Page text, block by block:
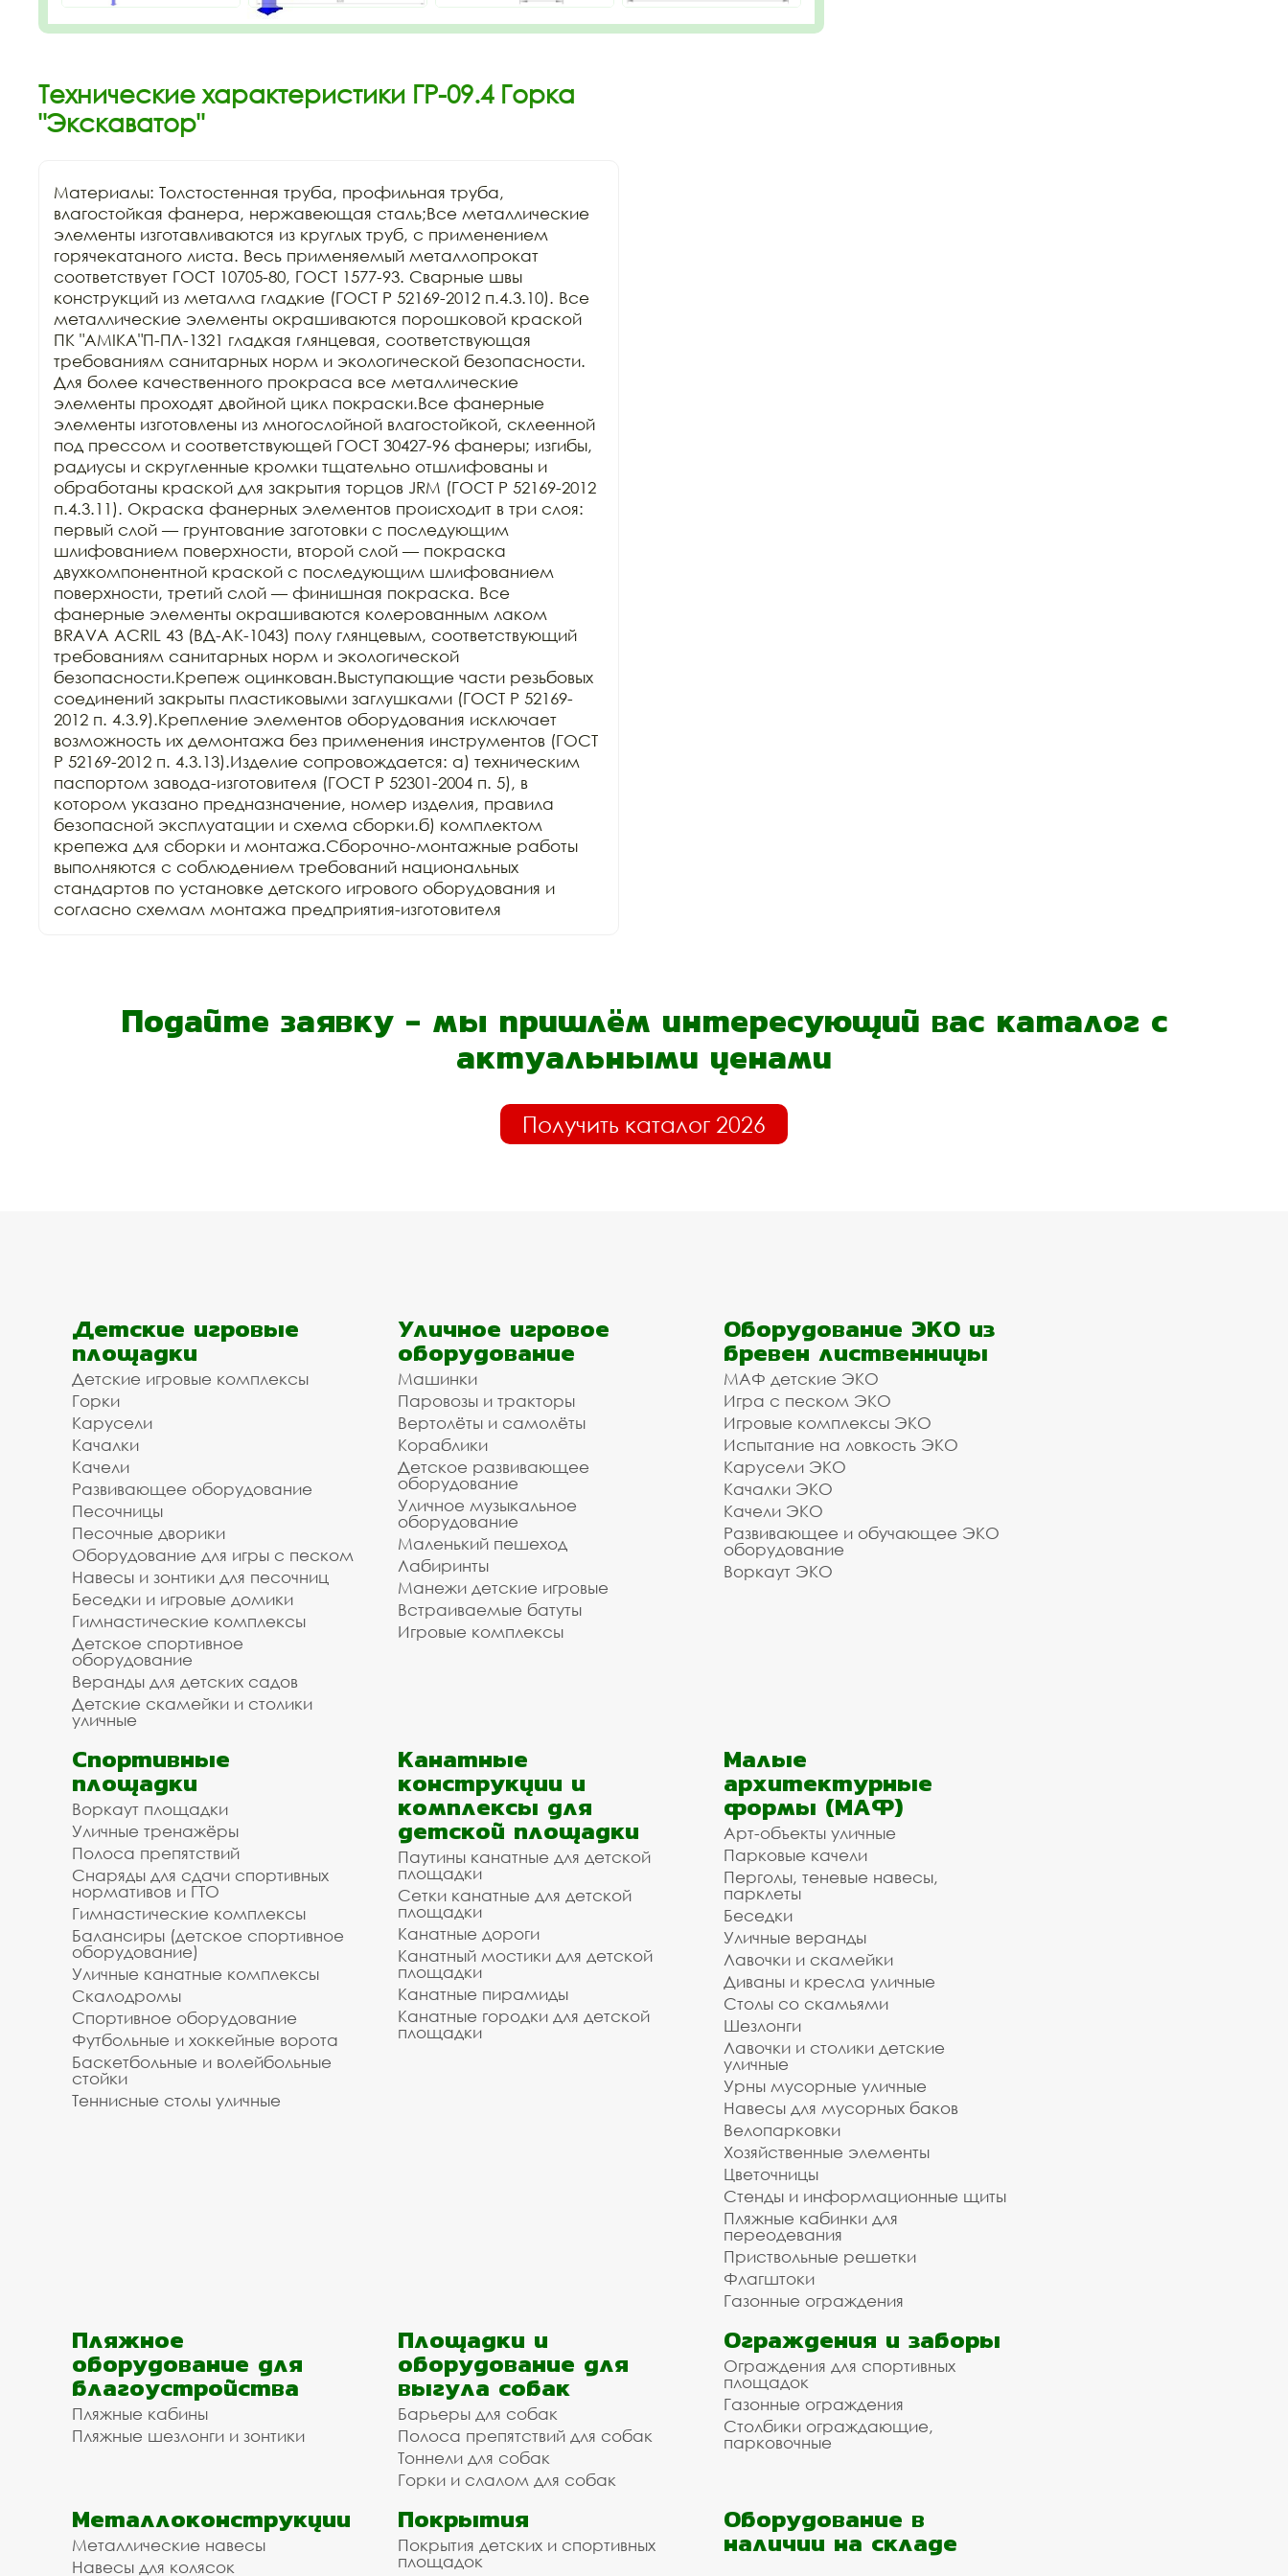
Технические характеристики ГР-09.4 Горка
"Экскаватор"
Материалы: Толстостенная труба, профильная труба,
влагостойкая фанера, нержавеющая сталь;Все металлические
элементы изготавливаются из круглых труб, с применением
горячекатаного листа. Весь применяемый металлопрокат
соответствует ГОСТ 10705-80, ГОСТ 1577-93. Сварные швы
конструкций из металла гладкие (ГОСТ Р 52169-2012 п.4.3.10). Все
металлические элементы окрашиваются порошковой краской
ПК "АМIKA"П-ПЛ-1321 гладкая глянцевая, соответствующая
требованиям санитарных норм и экологической безопасности.
Для более качественного прокраса все металлические
элементы проходят двойной цикл покраски.Все фанерные
элементы изготовлены из многослойной влагостойкой, склеенной
под прессом и соответствующей ГОСТ 30427-96 фанеры; изгибы,
радиусы и скругленные кромки тщательно отшлифованы и
обработаны краской для закрытия торцов JRM (ГОСТ Р 52169-2012
п.4.3.11). Окраска фанерных элементов происходит в три слоя:
первый слой — грунтование заготовки с последующим
шлифованием поверхности, второй слой — покраска
двухкомпонентной краской с последующим шлифованием
поверхности, третий слой — финишная покраска. Все
фанерные элементы окрашиваются колерованным лаком
BRAVA ACRIL 43 (ВД-АК-1043) полу глянцевым, соответствующий
требованиям санитарных норм и экологической
безопасности.Крепеж оцинкован.Выступающие части резьбовых
соединений закрыты пластиковыми заглушками (ГОСТ Р 52169-
2012 п. 4.3.9).Крепление элементов оборудования исключает
возможность их демонтажа без применения инструментов (ГОСТ
Р 52169-2012 п. 4.3.13).Изделие сопровождается: а) техническим
паспортом завода-изготовителя (ГОСТ Р 52301-2004 п. 5), в
котором указано предназначение, номер изделия, правила
безопасной эксплуатации и схема сборки.б) комплектом
крепежа для сборки и монтажа.Сборочно-монтажные работы
выполняются с соблюдением требований национальных
стандартов по установке детского игрового оборудования и
согласно схемам монтажа предприятия-изготовителя
Подайте заявку - мы пришлём интересующий вас каталог с
актуальными ценами
Получить каталог 2026
Детские игровые
площадки
Детские игровые комплексы
Горки
Карусели
Качалки
Качели
Развивающее оборудование
Песочницы
Песочные дворики
Оборудование для игры с песком
Навесы и зонтики для песочниц
Беседки и игровые домики
Гимнастические комплексы
Детское спортивное
оборудование
Веранды для детских садов
Детские скамейки и столики
уличные
Уличное игровое
оборудование
Машинки
Паровозы и тракторы
Вертолёты и самолёты
Кораблики
Детское развивающее
оборудование
Уличное музыкальное
оборудование
Маленький пешеход
Лабиринты
Манежи детские игровые
Встраиваемые батуты
Игровые комплексы
Оборудование ЭКО из
бревен лиственницы
МАФ детские ЭКО
Игра с песком ЭКО
Игровые комплексы ЭКО
Испытание на ловкость ЭКО
Карусели ЭКО
Качалки ЭКО
Качели ЭКО
Развивающее и обучающее ЭКО
оборудование
Воркаут ЭКО
Спортивные
площадки
Воркаут площадки
Уличные тренажёры
Полоса препятствий
Снаряды для сдачи спортивных
нормативов и ГТО
Гимнастические комплексы
Балансиры (детское спортивное
оборудование)
Уличные канатные комплексы
Скалодромы
Спортивное оборудование
Футбольные и хоккейные ворота
Баскетбольные и волейбольные
стойки
Теннисные столы уличные
Канатные
конструкции и
комплексы для
детской площадки
Паутины канатные для детской
площадки
Сетки канатные для детской
площадки
Канатные дороги
Канатный мостики для детской
площадки
Канатные пирамиды
Канатные городки для детской
площадки
Малые
архитектурные
формы (МАФ)
Арт-объекты уличные
Парковые качели
Перголы, теневые навесы,
парклеты
Беседки
Уличные веранды
Лавочки и скамейки
Диваны и кресла уличные
Столы со скамьями
Шезлонги
Лавочки и столики детские
уличные
Урны мусорные уличные
Навесы для мусорных баков
Велопарковки
Хозяйственные элементы
Цветочницы
Стенды и информационные щиты
Пляжные кабинки для
переодевания
Приствольные решетки
Флагштоки
Газонные ограждения
Пляжное
оборудование для
благоустройства
Пляжные кабины
Пляжные шезлонги и зонтики
Площадки и
оборудование для
выгула собак
Барьеры для собак
Полоса препятствий для собак
Тоннели для собак
Горки и слалом для собак
Ограждения и заборы
Ограждения для спортивных
площадок
Газонные ограждения
Столбики ограждающие,
парковочные
Металлоконструкции
Металлические навесы
Навесы для колясок
Покрытия
Покрытия детских и спортивных
площадок
Оборудование в
наличии на складе